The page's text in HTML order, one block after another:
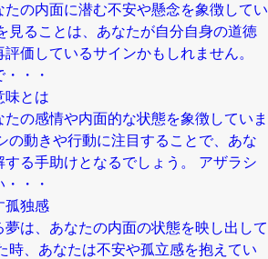
の内面に潜む不安や懸念を象徴してい
見ることは、あなたが自分自身の道徳
価しているサインかもしれません。
・・
味とは
の感情や内面的な状態を象徴していま
の動きや行動に注目することで、あな
る手助けとなるでしょう。 アザラシ
・・
孤独感
夢は、あなたの内面の状態を映し出して
時、あなたは不安や孤立感を抱えてい